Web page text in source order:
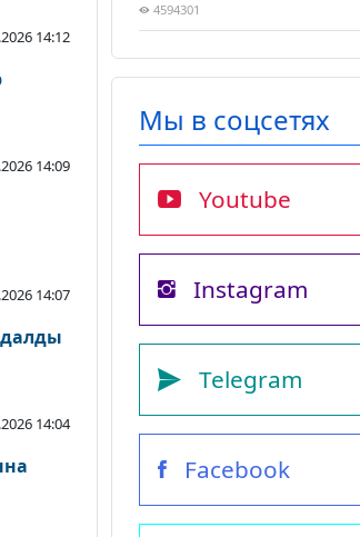
14:12
14:09
14:07
14:04
4594301
Мы в соцсетях
Youtube
Instagram
Telegram
Facebook